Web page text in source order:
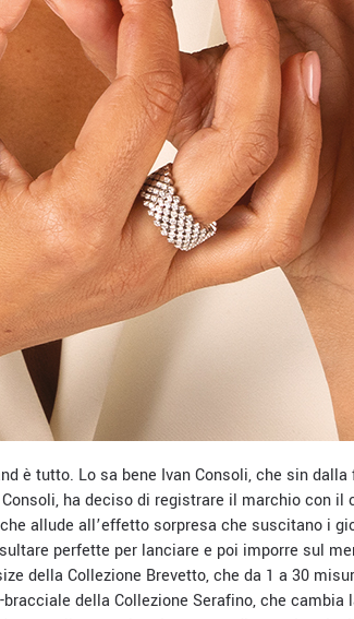
è tutto. Lo sa bene Ivan Consoli, che sin dalla
ha deciso di registrare il marchio con
allude all’effetto sorpresa che suscitano i
perfette per lanciare e poi imporre sul
della Collezione Brevetto, che da 1 a 30
della Collezione Serafino, che cambia